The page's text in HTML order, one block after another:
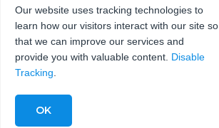
发送
Our website uses tracking technologies to
learn how our visitors interact with our site so
that we can improve our services and
provide you with valuable content. Disable
Tracking